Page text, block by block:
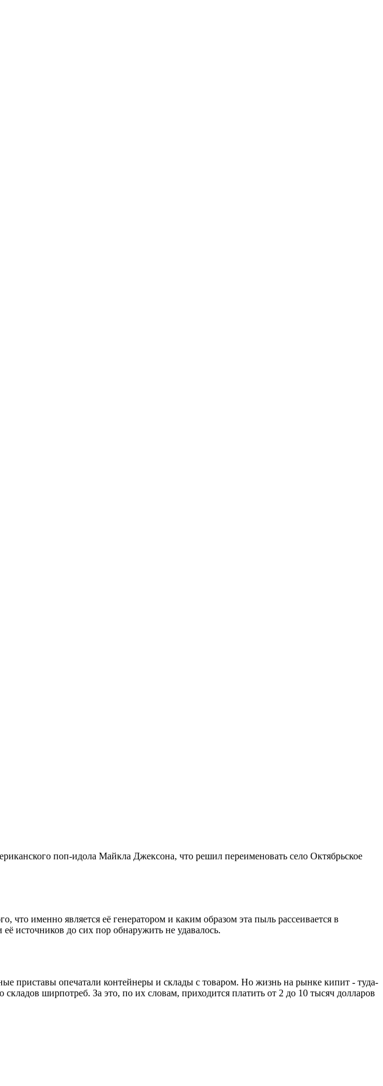
поп-идола Майкла Джексона, что решил переименовать село Октябрьское
именно является её генератором и каким образом эта пыль рассеивается в
источников до сих пор обнаружить не удавалось.
приставы опечатали контейнеры и склады с товаром. Но жизнь на рынке кипит - туда-
ширпотреб. За это, по их словам, приходится платить от 2 до 10 тысяч долларов